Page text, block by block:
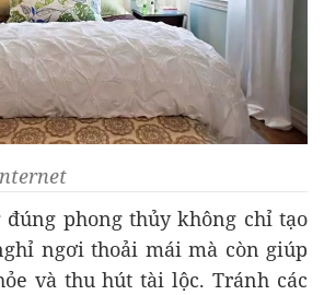
phong thủy không chỉ tạo
ngơi thoải mái mà còn giúp
và thu hút tài lộc. Tránh các